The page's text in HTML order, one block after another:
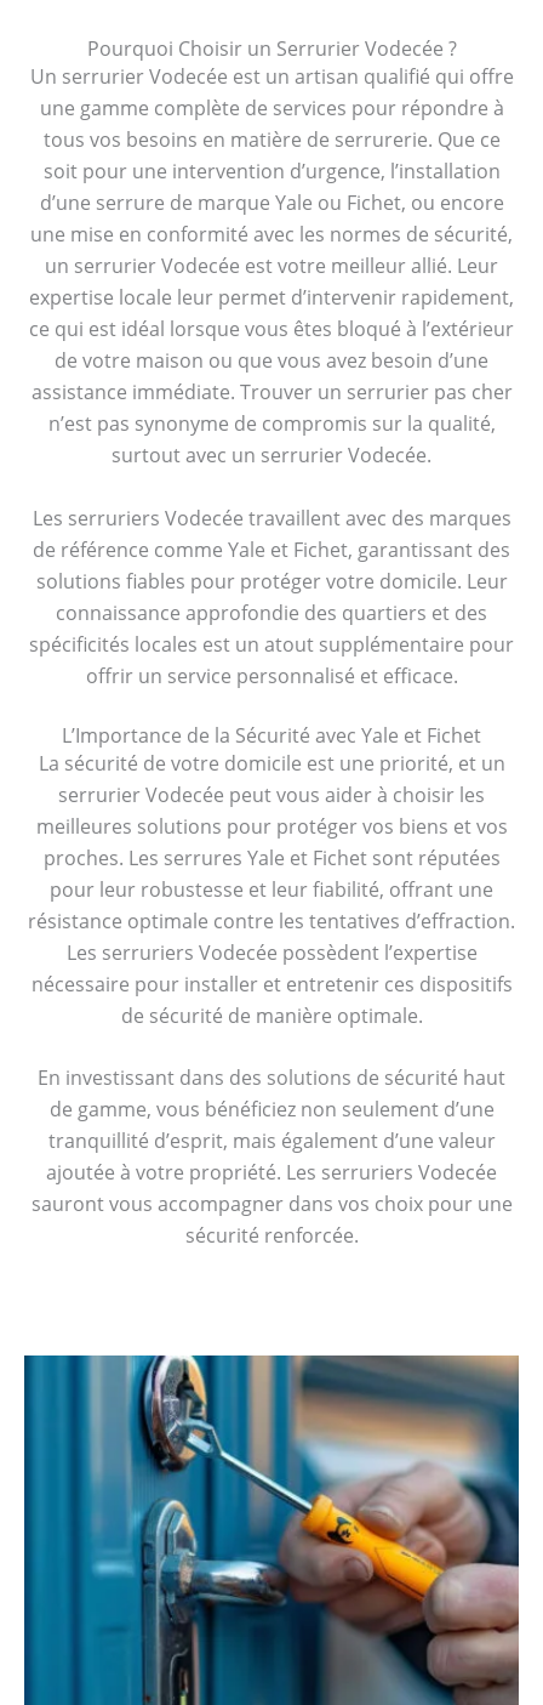
Pourquoi Choisir un Serrurier Vodecée ?
Un serrurier Vodecée est un artisan qualifié qui offre
une gamme complète de services pour répondre à
tous vos besoins en matière de serrurerie. Que ce
soit pour une intervention d’urgence, l’installation
d’une serrure de marque Yale ou Fichet, ou encore
une mise en conformité avec les normes de sécurité,
un serrurier Vodecée est votre meilleur allié. Leur
expertise locale leur permet d’intervenir rapidement,
ce qui est idéal lorsque vous êtes bloqué à l’extérieur
de votre maison ou que vous avez besoin d’une
assistance immédiate. Trouver un serrurier pas cher
n’est pas synonyme de compromis sur la qualité,
surtout avec un serrurier Vodecée.
Les serruriers Vodecée travaillent avec des marques
de référence comme Yale et Fichet, garantissant des
solutions fiables pour protéger votre domicile. Leur
connaissance approfondie des quartiers et des
spécificités locales est un atout supplémentaire pour
offrir un service personnalisé et efficace.
L’Importance de la Sécurité avec Yale et Fichet
La sécurité de votre domicile est une priorité, et un
serrurier Vodecée peut vous aider à choisir les
meilleures solutions pour protéger vos biens et vos
proches. Les serrures Yale et Fichet sont réputées
pour leur robustesse et leur fiabilité, offrant une
résistance optimale contre les tentatives d’effraction.
Les serruriers Vodecée possèdent l’expertise
nécessaire pour installer et entretenir ces dispositifs
de sécurité de manière optimale.
En investissant dans des solutions de sécurité haut
de gamme, vous bénéficiez non seulement d’une
tranquillité d’esprit, mais également d’une valeur
ajoutée à votre propriété. Les serruriers Vodecée
sauront vous accompagner dans vos choix pour une
sécurité renforcée.